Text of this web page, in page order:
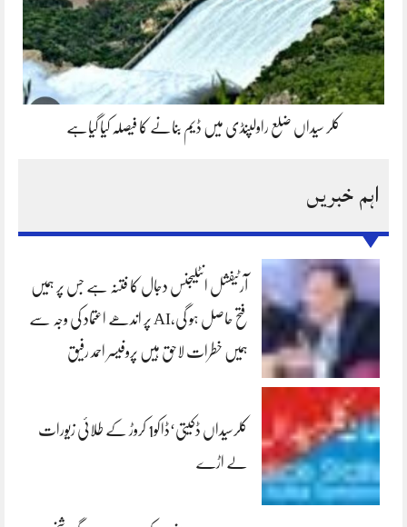
کلر سیداں ضلع راولپنڈی میں ڈیم بنانے کا فیصلہ کیا گیاہے
اہم خبریں
آرٹیفشل انٹلیجنس دجال کا فتنہ ہے جس پر ہمیں
فتح حاصل ہو گی،AI پر اندھے اعتماد کی وجہ سے
ہمیں خطرات لاحق ہیں پروفیسر احمد رفیق
کلرسیداں ڈکیتی‘ڈاکو1 کروڑ کے طلائی زیورات
لے اڑے